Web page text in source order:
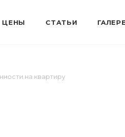
на квартиру